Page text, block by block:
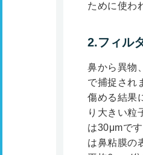
ために使わ
2.フィル
鼻から異物
で捕捉され
傷める結果
り大きい粒
は30μmで
は鼻粘膜の